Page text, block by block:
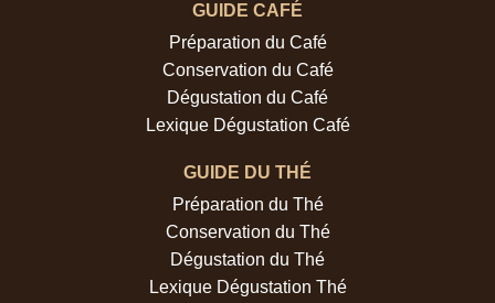
GUIDE CAFÉ
Préparation du Café
Conservation du Café
Dégustation du Café
Lexique Dégustation Café
GUIDE DU THÉ
Préparation du Thé
Conservation du Thé
Dégustation du Thé
Lexique Dégustation Thé